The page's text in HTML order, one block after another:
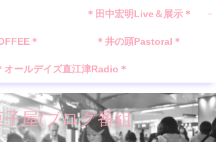
屋/ブログ番組
＊田中宏明Live＆展示＊
＊ ＊井の頭Pastoral＊
オールデイズ直江津Radio＊